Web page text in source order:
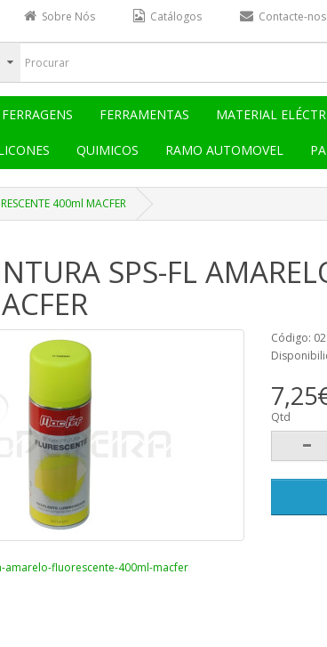
Sobre Nós Catálogos Contacte-nos
FERRAGENS FERRAMENTAS MATERIAL
QUIMICOS RAMO AUTOMOVEL
400ml MACFER
SPS-FL
Código:
Qtd
amarelo-fluorescente-400ml-macfer